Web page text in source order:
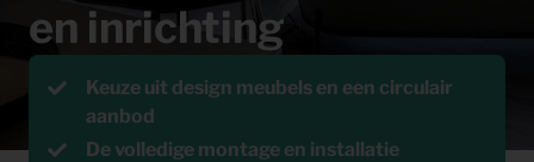
en inrichting
Offerte aanvragen
Keuze uit design meubels en een circulair
aanbod
De volledige montage en installatie